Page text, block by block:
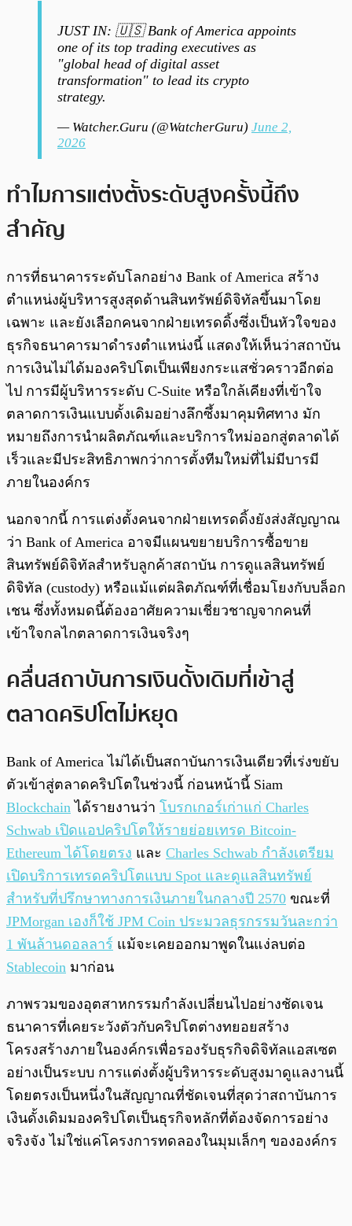
JUST IN: 🇺🇸 Bank of America appoints
one of its top trading executives as
"global head of digital asset
transformation" to lead its crypto
strategy.
— Watcher.Guru (@WatcherGuru) June 2,
2026
ทำไมการแต่งตั้งระดับสูงครั้งนี้ถึง
สำคัญ
การที่ธนาคารระดับโลกอย่าง Bank of America สร้าง
ตำแหน่งผู้บริหารสูงสุดด้านสินทรัพย์ดิจิทัลขึ้นมาโดย
เฉพาะ และยังเลือกคนจากฝ่ายเทรดดิ้งซึ่งเป็นหัวใจของ
ธุรกิจธนาคารมาดำรงตำแหน่งนี้ แสดงให้เห็นว่าสถาบัน
การเงินไม่ได้มองคริปโตเป็นเพียงกระแสชั่วคราวอีกต่อ
ไป การมีผู้บริหารระดับ C-Suite หรือใกล้เคียงที่เข้าใจ
ตลาดการเงินแบบดั้งเดิมอย่างลึกซึ้งมาคุมทิศทาง มัก
หมายถึงการนำผลิตภัณฑ์และบริการใหม่ออกสู่ตลาดได้
เร็วและมีประสิทธิภาพกว่าการตั้งทีมใหม่ที่ไม่มีบารมี
ภายในองค์กร
นอกจากนี้ การแต่งตั้งคนจากฝ่ายเทรดดิ้งยังส่งสัญญาณ
ว่า Bank of America อาจมีแผนขยายบริการซื้อขาย
สินทรัพย์ดิจิทัลสำหรับลูกค้าสถาบัน การดูแลสินทรัพย์
ดิจิทัล (custody) หรือแม้แต่ผลิตภัณฑ์ที่เชื่อมโยงกับบล็อก
เชน ซึ่งทั้งหมดนี้ต้องอาศัยความเชี่ยวชาญจากคนที่
เข้าใจกลไกตลาดการเงินจริงๆ
คลื่นสถาบันการเงินดั้งเดิมที่เข้าสู่
ตลาดคริปโตไม่หยุด
Bank of America ไม่ได้เป็นสถาบันการเงินเดียวที่เร่งขยับ
ตัวเข้าสู่ตลาดคริปโตในช่วงนี้ ก่อนหน้านี้ Siam
Blockchain ได้รายงานว่า โบรกเกอร์เก่าแก่ Charles
Schwab เปิดแอปคริปโตให้รายย่อยเทรด Bitcoin-
Ethereum ได้โดยตรง และ Charles Schwab กำลังเตรียม
เปิดบริการเทรดคริปโตแบบ Spot และดูแลสินทรัพย์
สำหรับที่ปรึกษาทางการเงินภายในกลางปี 2570 ขณะที่
JPMorgan เองก็ใช้ JPM Coin ประมวลธุรกรรมวันละกว่า
1 พันล้านดอลลาร์ แม้จะเคยออกมาพูดในแง่ลบต่อ
Stablecoin มาก่อน
ภาพรวมของอุตสาหกรรมกำลังเปลี่ยนไปอย่างชัดเจน
ธนาคารที่เคยระวังตัวกับคริปโตต่างทยอยสร้าง
โครงสร้างภายในองค์กรเพื่อรองรับธุรกิจดิจิทัลแอสเซต
อย่างเป็นระบบ การแต่งตั้งผู้บริหารระดับสูงมาดูแลงานนี้
โดยตรงเป็นหนึ่งในสัญญาณที่ชัดเจนที่สุดว่าสถาบันการ
เงินดั้งเดิมมองคริปโตเป็นธุรกิจหลักที่ต้องจัดการอย่าง
จริงจัง ไม่ใช่แค่โครงการทดลองในมุมเล็กๆ ขององค์กร